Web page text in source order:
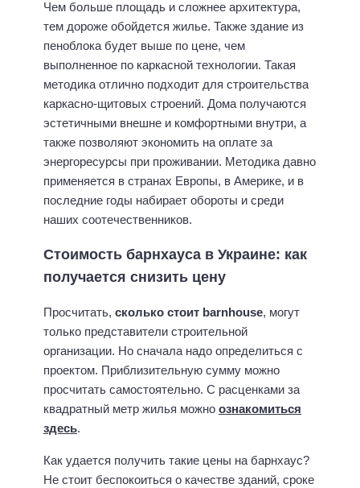
Чем больше площадь и сложнее архитектура,
тем дороже обойдется жилье. Также здание из
пеноблока будет выше по цене, чем
выполненное по каркасной технологии. Такая
методика отлично подходит для строительства
каркасно-щитовых строений. Дома получаются
эстетичными внешне и комфортными внутри, а
также позволяют экономить на оплате за
энергоресурсы при проживании. Методика давно
применяется в странах Европы, в Америке, и в
последние годы набирает обороты и среди
наших соотечественников.
Стоимость барнхауса в Украине: как
получается снизить цену
Просчитать, сколько стоит barnhouse, могут
только представители строительной
организации. Но сначала надо определиться с
проектом. Приблизительную сумму можно
просчитать самостоятельно. С расценками за
квадратный метр жилья можно ознакомиться
здесь.
Как удается получить такие цены на барнхаус?
Не стоит беспокоиться о качестве зданий, сроке